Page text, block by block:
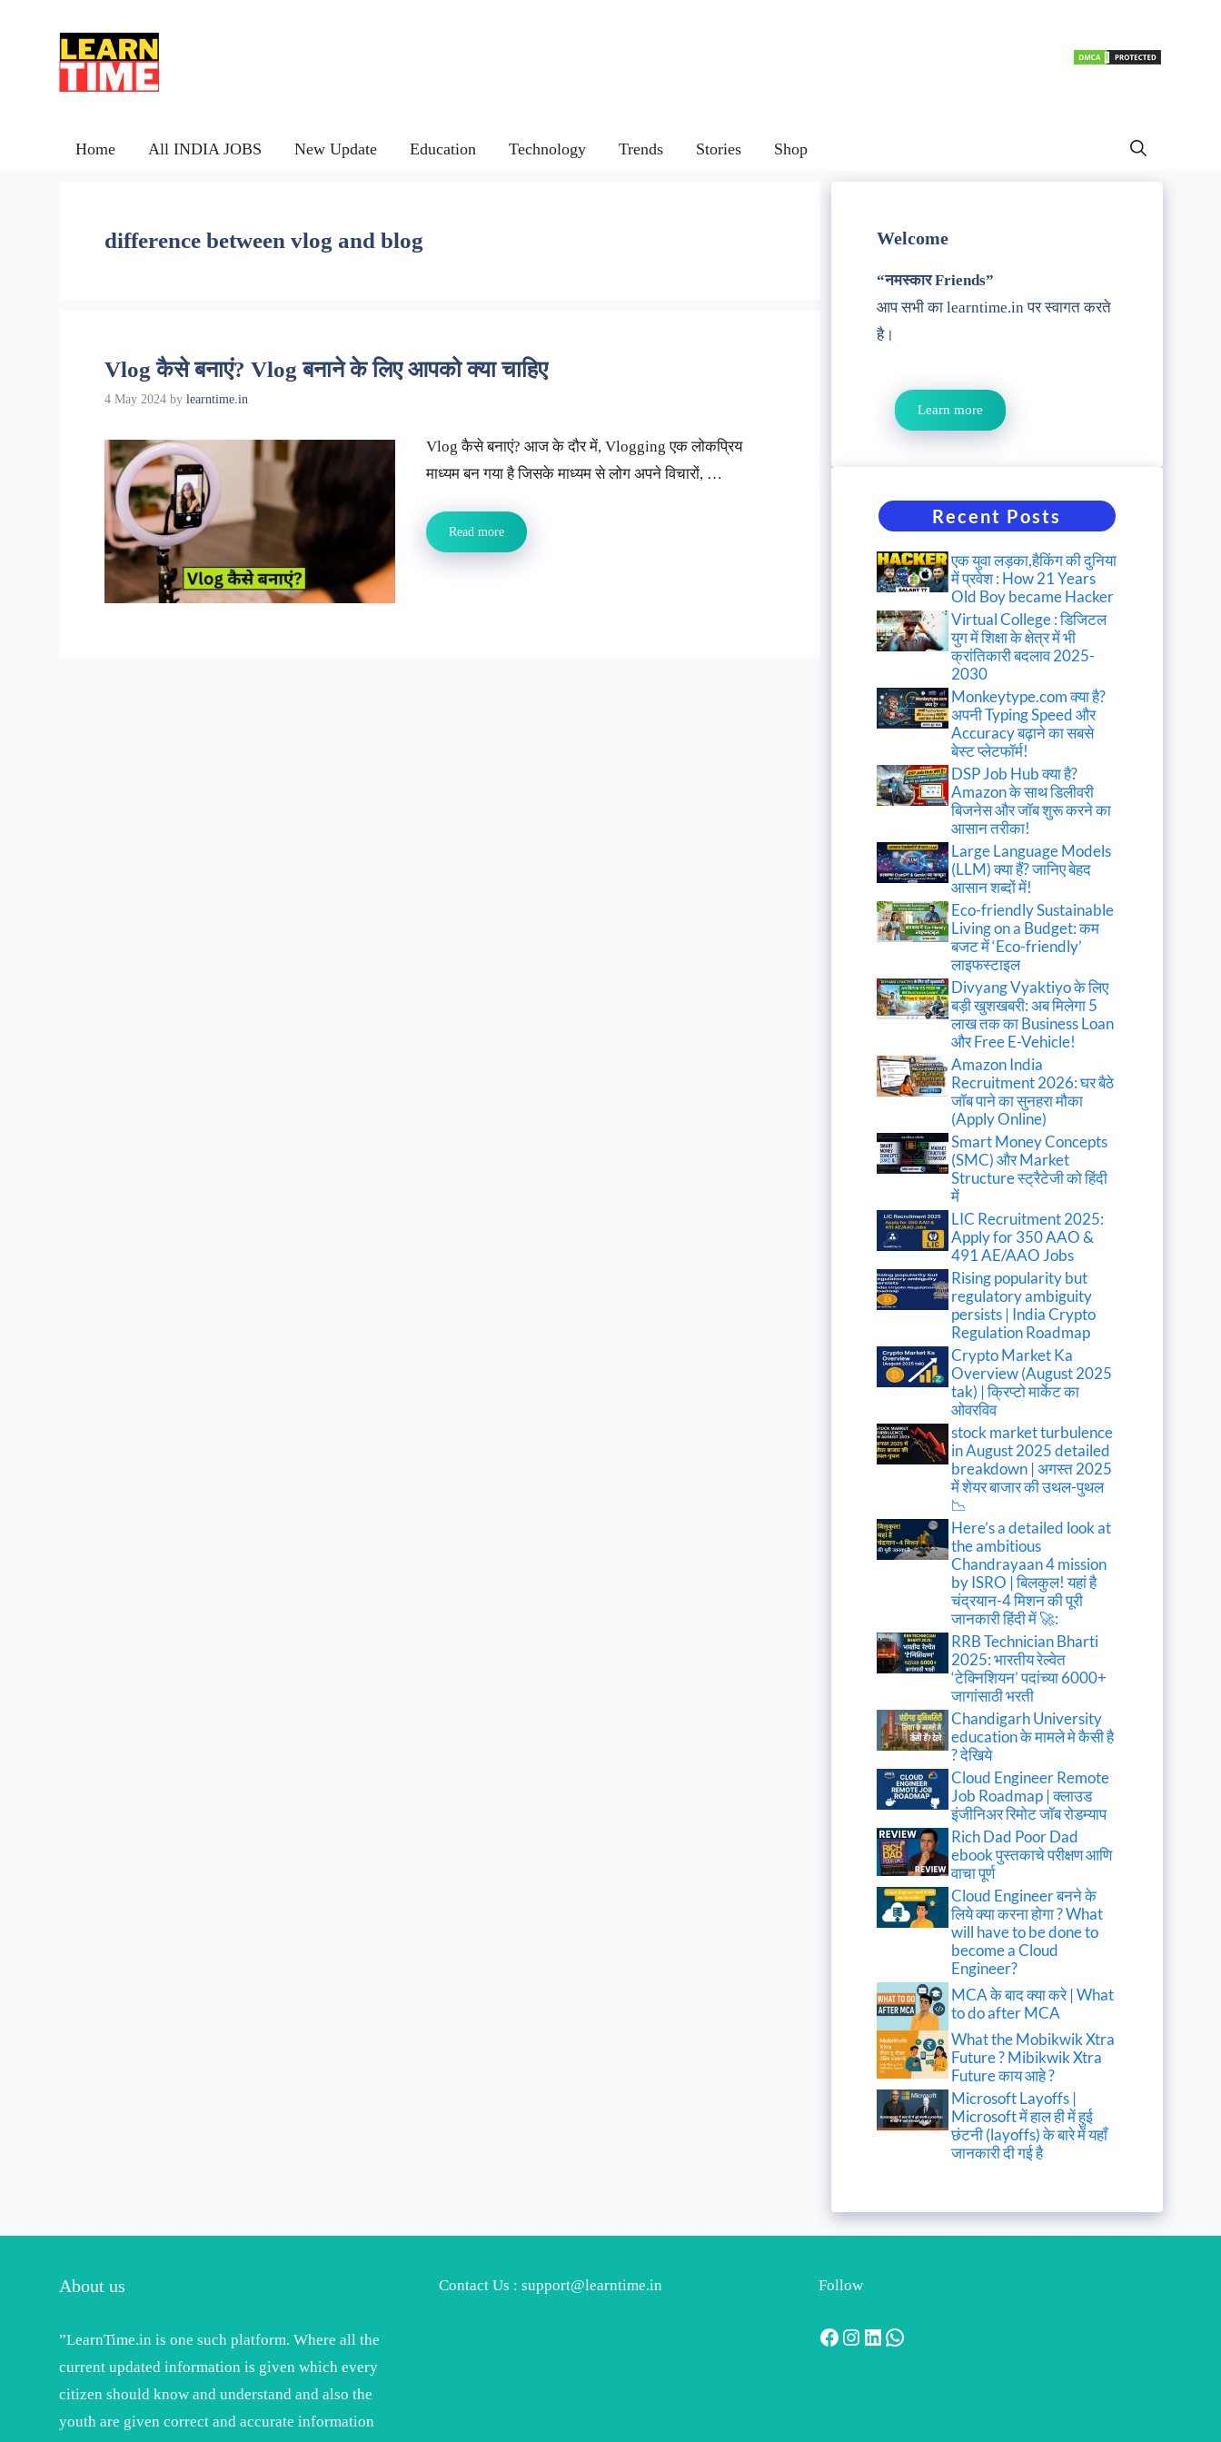
Home All INDIA JOBS New Update Education Technology Trends Stories Shop
difference between vlog and blog
Vlog कैसे बनाएं? Vlog बनाने के लिए आपको क्या चाहिए
4 May 2024 by learntime.in
Vlog कैसे बनाएं? आज के दौर में, Vlogging एक लोकप्रिय
माध्यम बन गया है जिसके माध्यम से लोग अपने विचारों, …
Read more
Welcome
“नमस्कार Friends”
आप सभी का learntime.in पर स्वागत करते
है।
Learn more
Recent Posts
एक युवा लड़का,हैकिंग की दुनिया
में प्रवेश : How 21 Years
Old Boy became Hacker
Virtual College : डिजिटल
युग में शिक्षा के क्षेत्र में भी
क्रांतिकारी बदलाव 2025-
2030
Monkeytype.com क्या है?
अपनी Typing Speed और
Accuracy बढ़ाने का सबसे
बेस्ट प्लेटफॉर्म!
DSP Job Hub क्या है?
Amazon के साथ डिलीवरी
बिजनेस और जॉब शुरू करने का
आसान तरीका!
Large Language Models
(LLM) क्या हैं? जानिए बेहद
आसान शब्दों में!
Eco-friendly Sustainable
Living on a Budget: कम
बजट में ‘Eco-friendly’
लाइफस्टाइल
Divyang Vyaktiyo के लिए
बड़ी खुशखबरी: अब मिलेगा 5
लाख तक का Business Loan
और Free E-Vehicle!
Amazon India
Recruitment 2026: घर बैठे
जॉब पाने का सुनहरा मौका
(Apply Online)
Smart Money Concepts
(SMC) और Market
Structure स्ट्रैटेजी को हिंदी
में
LIC Recruitment 2025:
Apply for 350 AAO &
491 AE/AAO Jobs
Rising popularity but
regulatory ambiguity
persists | India Crypto
Regulation Roadmap
Crypto Market Ka
Overview (August 2025
tak) | क्रिप्टो मार्केट का
ओवरविव
stock market turbulence
in August 2025 detailed
breakdown | अगस्त 2025
में शेयर बाजार की उथल-पुथल
📉
Here’s a detailed look at
the ambitious
Chandrayaan 4 mission
by ISRO | बिलकुल! यहां है
चंद्रयान-4 मिशन की पूरी
जानकारी हिंदी में 🚀:
RRB Technician Bharti
2025: भारतीय रेल्वेत
‘टेक्निशियन’ पदांच्या 6000+
जागांसाठी भरती
Chandigarh University
education के मामले मे कैसी है
? देखिये
Cloud Engineer Remote
Job Roadmap | क्लाउड
इंजीनिअर रिमोट जॉब रोडम्याप
Rich Dad Poor Dad
ebook पुस्तकाचे परीक्षण आणि
वाचा पूर्ण
Cloud Engineer बनने के
लिये क्या करना होगा ? What
will have to be done to
become a Cloud
Engineer?
MCA के बाद क्या करे | What
to do after MCA
What the Mobikwik Xtra
Future ? Mibikwik Xtra
Future काय आहे ?
Microsoft Layoffs |
Microsoft में हाल ही में हुई
छंटनी (layoffs) के बारे में यहाँ
जानकारी दी गई है
About us
”LearnTime.in is one such platform. Where all the
current updated information is given which every
citizen should know and understand and also the
youth are given correct and accurate information
Contact Us : support@learntime.in Follow
Facebook
Instagram
LinkedIn
WhatsApp